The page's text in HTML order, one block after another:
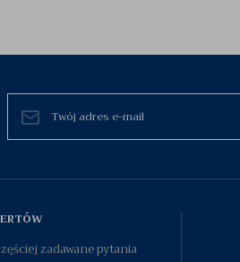
zadawane pytania